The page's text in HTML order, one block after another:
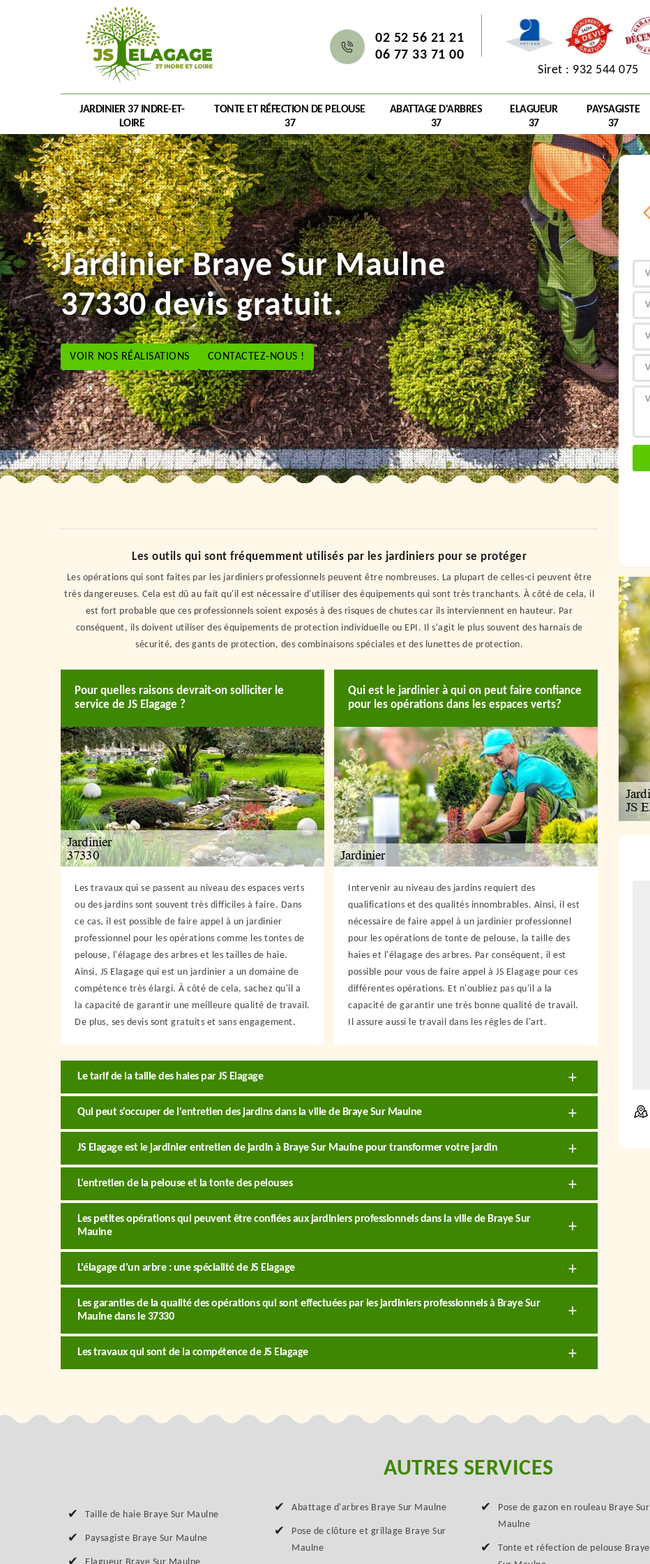
02 52 56 21 21
06 77 33 71 00
Siret : 932 544 075
JARDINIER 37 INDRE-ET-
LOIRE
TONTE ET RÉFECTION DE PELOUSE
37
ABATTAGE D'ARBRES
37
ELAGUEUR
37
PAYSAGISTE
37
Jardinier Braye Sur Maulne
37330 devis gratuit.
VOIR NOS RÉALISATIONS CONTACTEZ-NOUS !
Les outils qui sont fréquemment utilisés par les jardiniers pour se protéger
Les opérations qui sont faites par les jardiniers professionnels peuvent être nombreuses. La plupart de celles-ci peuvent être
très dangereuses. Cela est dû au fait qu'il est nécessaire d'utiliser des équipements qui sont très tranchants. À côté de cela, il
est fort probable que ces professionnels soient exposés à des risques de chutes car ils interviennent en hauteur. Par
conséquent, ils doivent utiliser des équipements de protection individuelle ou EPI. Il s'agit le plus souvent des harnais de
sécurité, des gants de protection, des combinaisons spéciales et des lunettes de protection.
Pour quelles raisons devrait-on solliciter le
service de JS Elagage ?
Les travaux qui se passent au niveau des espaces verts
ou des jardins sont souvent très difficiles à faire. Dans
ce cas, il est possible de faire appel à un jardinier
professionnel pour les opérations comme les tontes de
pelouse, l'élagage des arbres et les tailles de haie.
Ainsi, JS Elagage qui est un jardinier a un domaine de
compétence très élargi. À côté de cela, sachez qu'il a
la capacité de garantir une meilleure qualité de travail.
De plus, ses devis sont gratuits et sans engagement.
Qui est le jardinier à qui on peut faire confiance
pour les opérations dans les espaces verts?
Intervenir au niveau des jardins requiert des
qualifications et des qualités innombrables. Ainsi, il est
nécessaire de faire appel à un jardinier professionnel
pour les opérations de tonte de pelouse, la taille des
haies et l'élagage des arbres. Par conséquent, il est
possible pour vous de faire appel à JS Elagage pour ces
différentes opérations. Et n'oubliez pas qu'il a la
capacité de garantir une très bonne qualité de travail.
Il assure aussi le travail dans les règles de l'art.
Le tarif de la taille des haies par JS Elagage
Qui peut s'occuper de l'entretien des jardins dans la ville de Braye Sur Maulne
JS Elagage est le jardinier entretien de jardin à Braye Sur Maulne pour transformer votre jardin
L'entretien de la pelouse et la tonte des pelouses
Les petites opérations qui peuvent être confiées aux jardiniers professionnels dans la ville de Braye Sur
Maulne
L'élagage d'un arbre : une spécialité de JS Elagage
Les garanties de la qualité des opérations qui sont effectuées par les jardiniers professionnels à Braye Sur
Maulne dans le 37330
Les travaux qui sont de la compétence de JS Elagage
AUTRES SERVICES
Taille de haie Braye Sur Maulne
Paysagiste Braye Sur Maulne
Abattage d'arbres Braye Sur Maulne
Pose de clôture et grillage Braye Sur
Maulne
Pose de gazon en rouleau Braye Sur
Maulne
Tonte et réfection de pelouse Braye